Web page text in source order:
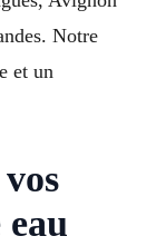
Notre
et un